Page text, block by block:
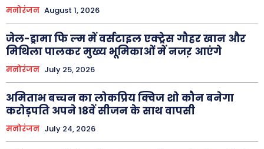
मनोरंजन August 1, 2026
जेल-ड्रामा फि ल्म में वर्सटाइल एक्ट्रेस गौहर खान और
मिथिला पालकर मुख्य भूमिकाओं में नजऱ आएंगे
मनोरंजन July 25, 2026
अमिताभ बच्चन का लोकप्रिय क्विज शो कौन बनेगा
करोड़पति अपने 18वें सीजन के साथ वापसी
मनोरंजन July 24, 2026